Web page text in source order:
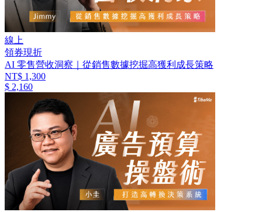
線上
領券現折
AI 零售營收洞察｜從銷售數據挖掘高獲利成長策略
NT$ 1,300
$ 2,160